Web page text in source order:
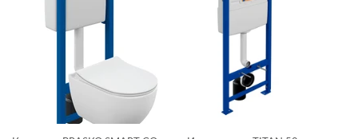
акриловые ванны
инсталляции и комплекты
раковины и пьедесталы